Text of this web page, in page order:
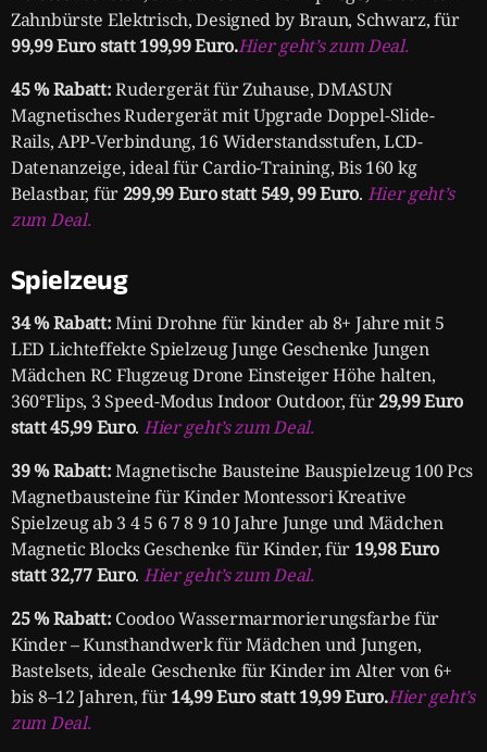
Zahnbürste Elektrisch, Designed by Braun, Schwarz, für
99,99 Euro statt 199,99 Euro.Hier geht’s zum Deal.
45 % Rabatt:Rudergerät für Zuhause, DMASUN
Magnetisches Rudergerät mit Upgrade Doppel-Slide-
Rails, APP-Verbindung, 16 Widerstandsstufen, LCD-
Datenanzeige, ideal für Cardio-Training, Bis 160 kg
Belastbar, für 299,99 Euro statt 549, 99 Euro. Hier geht’s
zum Deal.
Spielzeug
34 % Rabatt:Mini Drohne für kinder ab 8+ Jahre mit 5
LED Lichteffekte Spielzeug Junge Geschenke Jungen
Mädchen RC Flugzeug Drone Einsteiger Höhe halten,
360°Flips, 3 Speed-Modus Indoor Outdoor, für29,99 Euro
statt 45,99 Euro. Hier geht’s zum Deal.
39 % Rabatt:Magnetische Bausteine Bauspielzeug 100 Pcs
Magnetbausteine für Kinder Montessori Kreative
Spielzeug ab 3 4 5 6 7 8 9 10 Jahre Junge und Mädchen
Magnetic Blocks Geschenke für Kinder, für 19,98 Euro
statt 32,77 Euro. Hier geht’s zum Deal.
25 % Rabatt: Coodoo Wassermarmorierungsfarbe für
Kinder – Kunsthandwerk für Mädchen und Jungen,
Bastelsets, ideale Geschenke für Kinder im Alter von 6+
bis 8–12 Jahren, für14,99 Euro statt 19,99 Euro.Hier geht’s
zum Deal.